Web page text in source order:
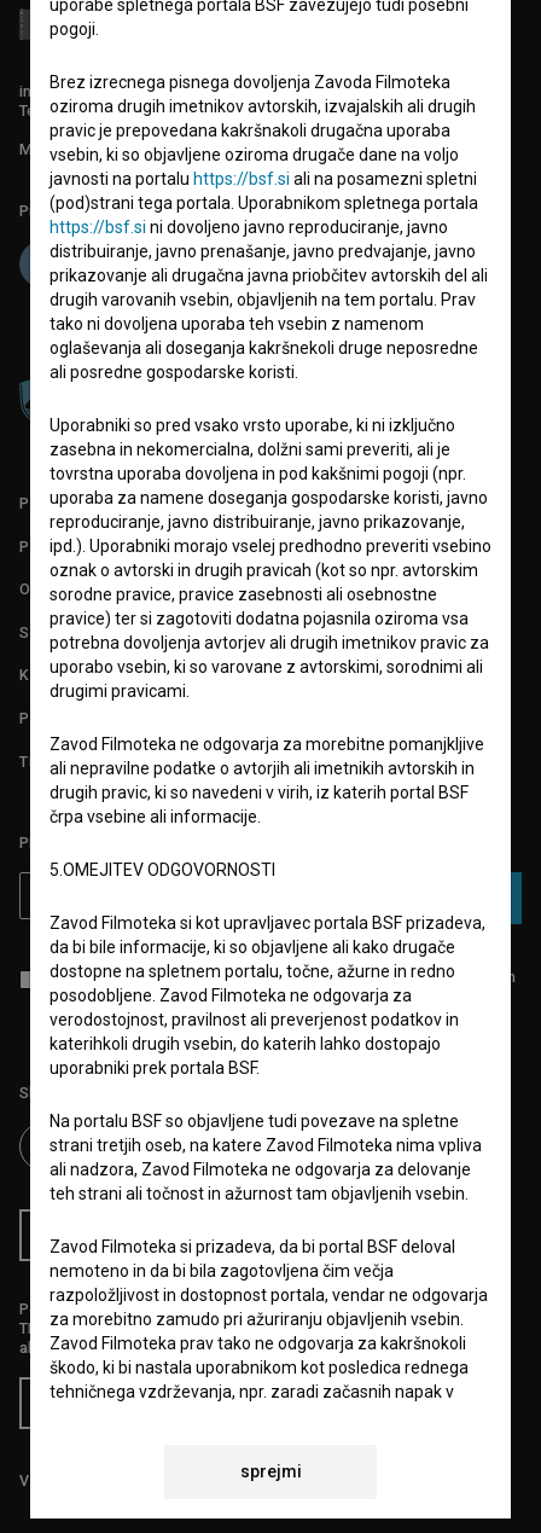
info@filmoteka.si
Tehnična pomoč: podpora@bsf.si
Mednarodna številka ISSN 2670-787X
Projekt sofinancira:
PARTNERJI
POGOJI UPORABE
O PROJEKTU
STATISTIKA
KONTAKT
POGOSTA VPRAŠANJA
TEST FUNKCIONALNOSTI
PRIJAVITE SE NA BSF NOVIČNIK:
Sprejemamsplošne pogojein dajemsoglasjeza zbiranje, hrambo in
obdelavo osebnih podatkov.
Sledite nam na:
RSS novice RSS dogodki
Podprite nas z donacijo na
TRR: SI56 6100 0001 5706 684,
ali s kreditno kartico:
Doniraj
Vse cene vsebujejo DDV.
uporabe spletnega portala BSF zavezujejo tudi posebni
pogoji.
Brez izrecnega pisnega dovoljenja Zavoda Filmoteka
oziroma drugih imetnikov avtorskih, izvajalskih ali drugih
pravic je prepovedana kakršnakoli drugačna uporaba
vsebin, ki so objavljene oziroma drugače dane na voljo
javnosti na portalu https://bsf.si ali na posamezni spletni
(pod)strani tega portala. Uporabnikom spletnega portala
https://bsf.si ni dovoljeno javno reproduciranje, javno
distribuiranje, javno prenašanje, javno predvajanje, javno
prikazovanje ali drugačna javna priobčitev avtorskih del ali
drugih varovanih vsebin, objavljenih na tem portalu. Prav
tako ni dovoljena uporaba teh vsebin z namenom
oglaševanja ali doseganja kakršnekoli druge neposredne
ali posredne gospodarske koristi.
Uporabniki so pred vsako vrsto uporabe, ki ni izključno
zasebna in nekomercialna, dolžni sami preveriti, ali je
tovrstna uporaba dovoljena in pod kakšnimi pogoji (npr.
uporaba za namene doseganja gospodarske koristi, javno
reproduciranje, javno distribuiranje, javno prikazovanje,
ipd.). Uporabniki morajo vselej predhodno preveriti vsebino
oznak o avtorski in drugih pravicah (kot so npr. avtorskim
sorodne pravice, pravice zasebnosti ali osebnostne
pravice) ter si zagotoviti dodatna pojasnila oziroma vsa
potrebna dovoljenja avtorjev ali drugih imetnikov pravic za
uporabo vsebin, ki so varovane z avtorskimi, sorodnimi ali
drugimi pravicami.
Zavod Filmoteka ne odgovarja za morebitne pomanjkljive
ali nepravilne podatke o avtorjih ali imetnikih avtorskih in
drugih pravic, ki so navedeni v virih, iz katerih portal BSF
črpa vsebine ali informacije.
5.OMEJITEV ODGOVORNOSTI
Zavod Filmoteka si kot upravljavec portala BSF prizadeva,
da bi bile informacije, ki so objavljene ali kako drugače
dostopne na spletnem portalu, točne, ažurne in redno
posodobljene. Zavod Filmoteka ne odgovarja za
verodostojnost, pravilnost ali preverjenost podatkov in
katerihkoli drugih vsebin, do katerih lahko dostopajo
uporabniki prek portala BSF.
Na portalu BSF so objavljene tudi povezave na spletne
strani tretjih oseb, na katere Zavod Filmoteka nima vpliva
ali nadzora, Zavod Filmoteka ne odgovarja za delovanje
teh strani ali točnost in ažurnost tam objavljenih vsebin.
Zavod Filmoteka si prizadeva, da bi portal BSF deloval
nemoteno in da bi bila zagotovljena čim večja
razpoložljivost in dostopnost portala, vendar ne odgovarja
za morebitno zamudo pri ažuriranju objavljenih vsebin.
Zavod Filmoteka prav tako ne odgovarja za kakršnokoli
škodo, ki bi nastala uporabnikom kot posledica rednega
tehničnega vzdrževanja, npr. zaradi začasnih napak v
vse napake odpraviti v najkrajšem možnem času.
6.VARSTVO OSEBNIH PODATKOV
sprejmi